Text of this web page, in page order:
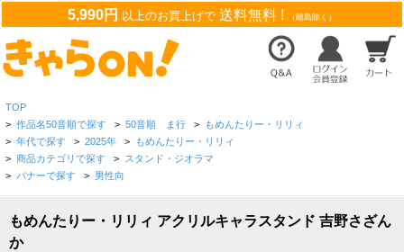
5,990円 以上のお買上げで 送料無料 ! （離島除く）
TOP
> 作品名50音順で探す > 50音順 ま行 > もめんたりー・リリィ
> 年代で探す > 2025年 > もめんたりー・リリィ
> 商品カテゴリで探す > スタンド・ジオラマ
> バナーで探す > 男性向
もめんたりー・リリィ アクリルキャラスタンド 吉野さざん
か